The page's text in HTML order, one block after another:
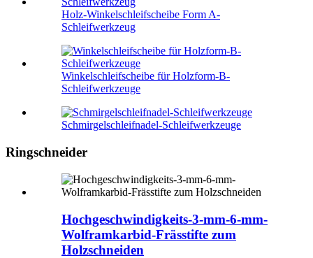
Holz-Winkelschleifscheibe Form A-
Schleifwerkzeug
Winkelschleifscheibe für Holzform-B-
Schleifwerkzeuge
Schmirgelschleifnadel-Schleifwerkzeuge
Ringschneider
Hochgeschwindigkeits-3-mm-6-mm-
Wolframkarbid-Frässtifte zum
Holzschneiden